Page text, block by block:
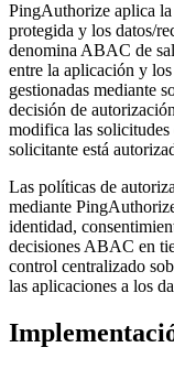
PingAuthorize aplica
protegida y los datos/
denomina ABAC de
entre la aplicación y
gestionadas mediante
decisión de
modifica las
solicitante está
Las políticas de
mediante
identidad,
decisiones ABAC en
control centralizado
las aplicaciones a los